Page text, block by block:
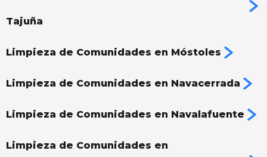
Tajuña
Limpieza de Comunidades en Móstoles
Limpieza de Comunidades en Navacerrada
Limpieza de Comunidades en Navalafuente
Limpieza de Comunidades en